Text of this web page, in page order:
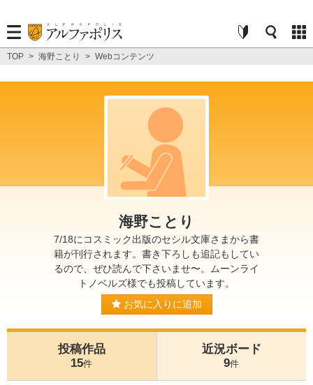
TOP > 海野ことり > Webコンテンツ
海野ことり
7/18にコスミック出版のセシル文庫さまから書
籍が刊行されます。書き下ろしも追記もしてい
るので、ぜひ読んで下さいませ〜。ムーンライ
トノベルズ様でも投稿しています。
お気に入りに追加
投稿作品
15件
近況ボード
9件